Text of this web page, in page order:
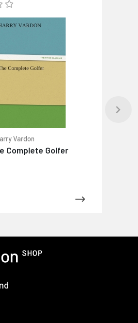
Vardon
Complete Golfer